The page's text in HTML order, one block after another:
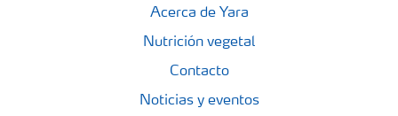
Acerca de Yara
Nutrición vegetal
Contacto
Noticias y eventos